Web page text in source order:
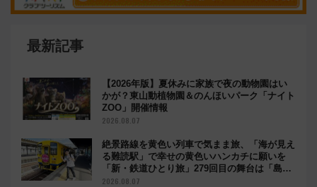
最新記事
【2026年版】夏休みに家族で夜の動物園はい
かが？東山動植物園＆のんほいパーク「ナイト
ZOO」開催情報
2026.08.07
絶景路線を黄色い列車で気まま旅、「海が見え
る難読駅」で幸せの黄色いハンカチに願いを
「新・鉄道ひとり旅」279回目の舞台は「島原
鉄道」
2026.08.07